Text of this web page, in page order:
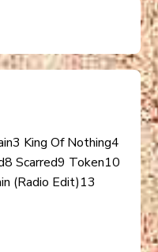
King Of Nothing4
Scarred9 Token10
(Radio Edit)13